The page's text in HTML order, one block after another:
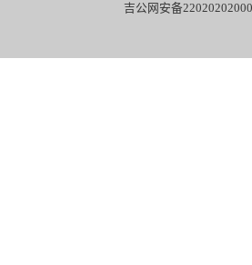
吉公网安备